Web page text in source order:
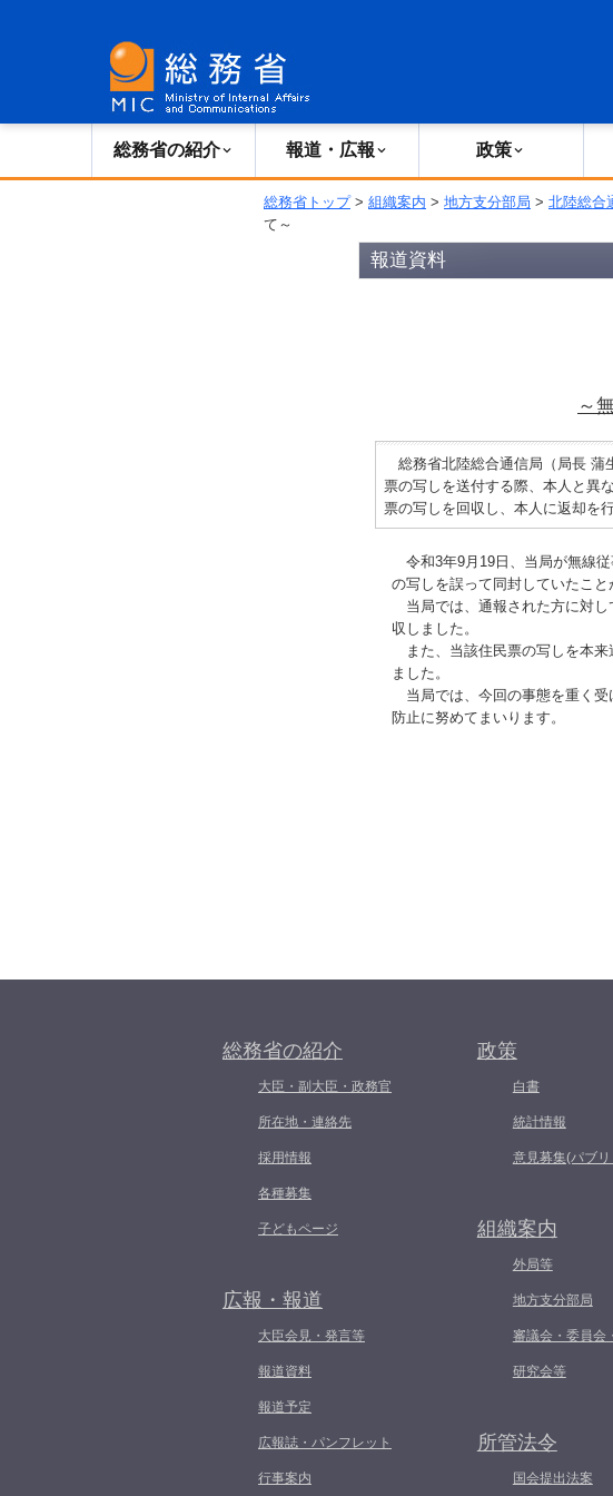
総務省の紹介 報道・広報 政策
総務省トップ> 組織案内 > 地方支分部局 > 北陸総合
て～
報道資料
～
総務省北陸総合通信局（局長 蒲
票の写しを送付する際、本人と異
票の写しを回収し、本人に返却を行
令和3年9月19日、当局が無線
の写しを誤って同封していたこと
当局では、通報された方に対し
収しました。
また、当該住民票の写しを本来
ました。
当局では、今回の事態を重く受
防止に努めてまいります。
総務省の紹介
大臣・副大臣・政務官
所在地・連絡先
採用情報
各種募集
子どもページ
広報・報道
大臣会見・発言等
報道資料
報道予定
広報誌・パンフレット
行事案内
政策
白書
統計情報
意見募集(パブリ
組織案内
外局等
地方支分部局
審議会・委員会
研究会等
所管法令
国会提出法案